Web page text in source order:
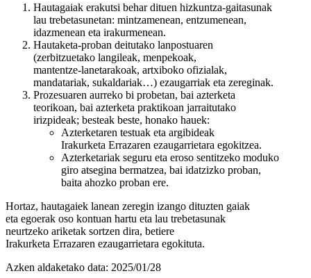
Hautagaiak erakutsi behar dituen hizkuntza-gaitasunak
lau trebetasunetan: mintzamenean, entzumenean,
idazmenean eta irakurmenean.
Hautaketa-proban deitutako lanpostuaren
(zerbitzuetako langileak, menpekoak,
mantentze-lanetarakoak, artxiboko ofizialak,
mandatariak, sukaldariak…) ezaugarriak eta zereginak.
Prozesuaren aurreko bi probetan, bai azterketa
teorikoan, bai azterketa praktikoan jarraitutako
irizpideak; besteak beste, honako hauek:
Azterketaren testuak eta argibideak
Irakurketa Errazaren ezaugarrietara egokitzea.
Azterketariak seguru eta eroso sentitzeko moduko
giro atsegina bermatzea, bai idatzizko proban,
baita ahozko proban ere.
Hortaz, hautagaiek lanean zeregin izango dituzten gaiak
eta egoerak oso kontuan hartu eta lau trebetasunak
neurtzeko ariketak sortzen dira, betiere
Irakurketa Errazaren ezaugarrietara egokituta.
Azken aldaketako data: 2025/01/28